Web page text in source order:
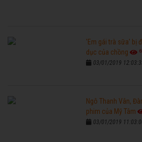
'Em gái trà sữa' bị
dục của chồng
03/01/2019
Ngô Thanh Vân,
phim của Mỹ Tâm
03/01/2019